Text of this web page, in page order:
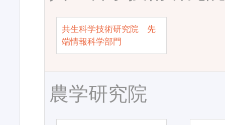
共生科学技術研究院 先
端情報科学部門
農学研究院